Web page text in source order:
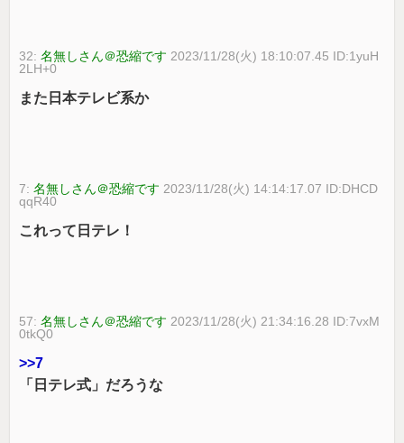
32:名無しさん＠恐縮です 2023/11/28(火) 18:10:07.45 ID:1yuH
2LH+0
また日本テレビ系か
7:名無しさん＠恐縮です 2023/11/28(火) 14:14:17.07 ID:DHCD
qqR40
これって日テレ！
57:名無しさん＠恐縮です 2023/11/28(火) 21:34:16.28 ID:7vxM
0tkQ0
>>7
「日テレ式」だろうな